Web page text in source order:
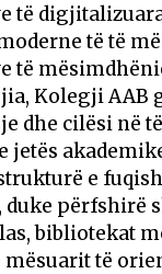
të
të të
të
Kolegji AAB
dhe cilësi në
jetës
e
duke përfshirë
bibliotekat
mësuarit të